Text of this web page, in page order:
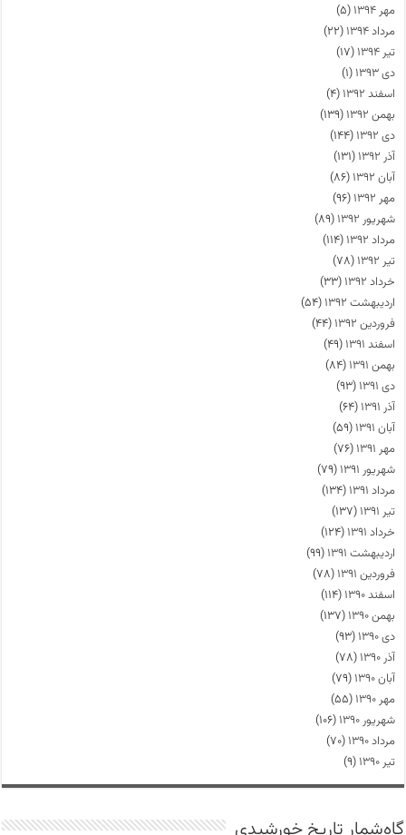
مهر ۱۳۹۴
(۵)
مرداد ۱۳۹۴
(۲۲)
تیر ۱۳۹۴
(۱۷)
دی ۱۳۹۳
(۱)
اسفند ۱۳۹۲
(۴)
بهمن ۱۳۹۲
(۱۳۹)
دی ۱۳۹۲
(۱۴۴)
آذر ۱۳۹۲
(۱۳۱)
آبان ۱۳۹۲
(۸۶)
مهر ۱۳۹۲
(۹۶)
شهریور ۱۳۹۲
(۸۹)
مرداد ۱۳۹۲
(۱۱۴)
تیر ۱۳۹۲
(۷۸)
خرداد ۱۳۹۲
(۳۳)
اردیبهشت ۱۳۹۲
(۵۴)
فروردین ۱۳۹۲
(۴۴)
اسفند ۱۳۹۱
(۴۹)
بهمن ۱۳۹۱
(۸۴)
دی ۱۳۹۱
(۹۳)
آذر ۱۳۹۱
(۶۴)
آبان ۱۳۹۱
(۵۹)
مهر ۱۳۹۱
(۷۶)
شهریور ۱۳۹۱
(۷۹)
مرداد ۱۳۹۱
(۱۳۴)
تیر ۱۳۹۱
(۱۳۷)
خرداد ۱۳۹۱
(۱۲۴)
اردیبهشت ۱۳۹۱
(۹۹)
فروردین ۱۳۹۱
(۷۸)
اسفند ۱۳۹۰
(۱۱۴)
بهمن ۱۳۹۰
(۱۳۷)
دی ۱۳۹۰
(۹۳)
آذر ۱۳۹۰
(۷۸)
آبان ۱۳۹۰
(۷۹)
مهر ۱۳۹۰
(۵۵)
شهریور ۱۳۹۰
(۱۰۶)
مرداد ۱۳۹۰
(۷۰)
تیر ۱۳۹۰
(۹)
گاه‌شمار تاریخ خورشیدی